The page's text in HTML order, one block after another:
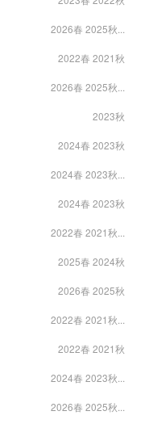
2026春 2025秋...
2022春 2021秋
2026春 2025秋...
2023秋
2024春 2023秋
2024春 2023秋...
2024春 2023秋
2022春 2021秋...
2025春 2024秋
2026春 2025秋
2022春 2021秋...
2022春 2021秋
2024春 2023秋...
2026春 2025秋...